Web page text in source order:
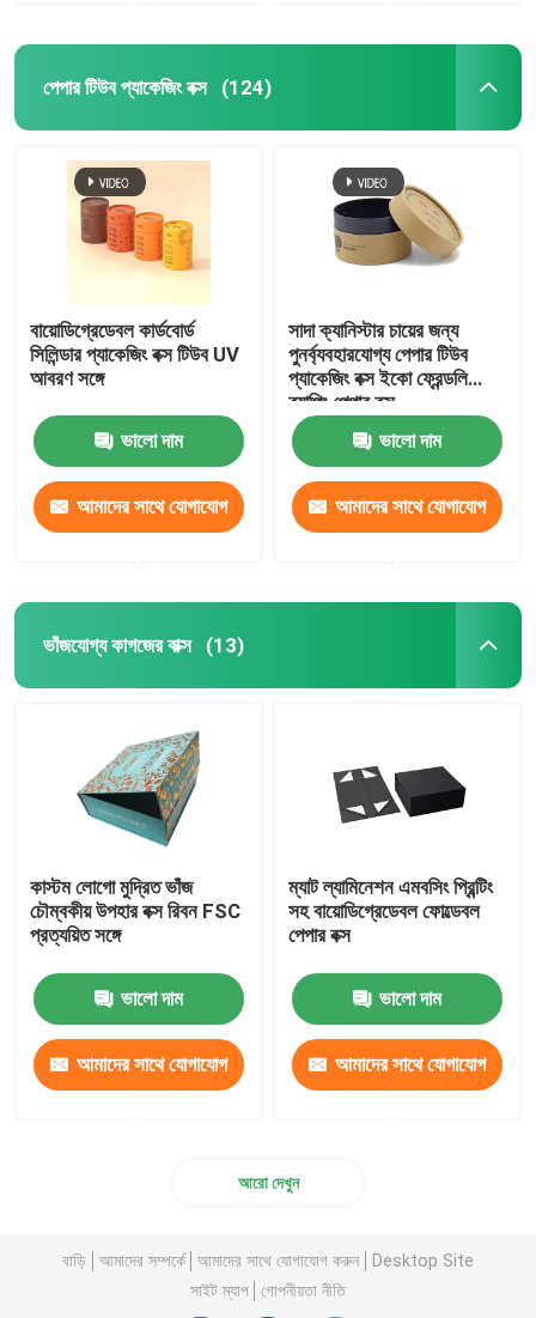
পেপার টিউব প্যাকেজিং বক্স (124)
বায়োডিগ্রেডেবল কার্ডবোর্ড
সিলিন্ডার প্যাকেজিং বক্স টিউব UV
আবরণ সঙ্গে
ভালো দাম
আমাদের সাথে যোগাযোগ
সাদা ক্যানিস্টার চায়ের জন্য
পুনর্ব্যবহারযোগ্য পেপার টিউব
প্যাকেজিং বক্স ইকো ফ্রেন্ডলি
র‌্যাপিং পেপার বক্স
ভালো দাম
আমাদের সাথে যোগাযোগ
ভাঁজযোগ্য কাগজের বাক্স (13)
কাস্টম লোগো মুদ্রিত ভাঁজ
চৌম্বকীয় উপহার বক্স রিবন FSC
প্রত্যয়িত সঙ্গে
ভালো দাম
আমাদের সাথে যোগাযোগ
ম্যাট ল্যামিনেশন এমবসিং প্রিন্টিং
সহ বায়োডিগ্রেডেবল ফোল্ডেবল
পেপার বক্স
ভালো দাম
আমাদের সাথে যোগাযোগ
আরো দেখুন
বাড়ি আমাদের সম্পর্কে আমাদের সাথে যোগাযোগ করুন
Desktop Site
সাইট ম্যাপ
গোপনীয়তা নীতি